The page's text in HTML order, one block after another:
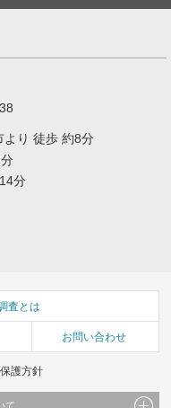
より 徒歩 約8分
分
査とは
お問い合わせ
護方針
て